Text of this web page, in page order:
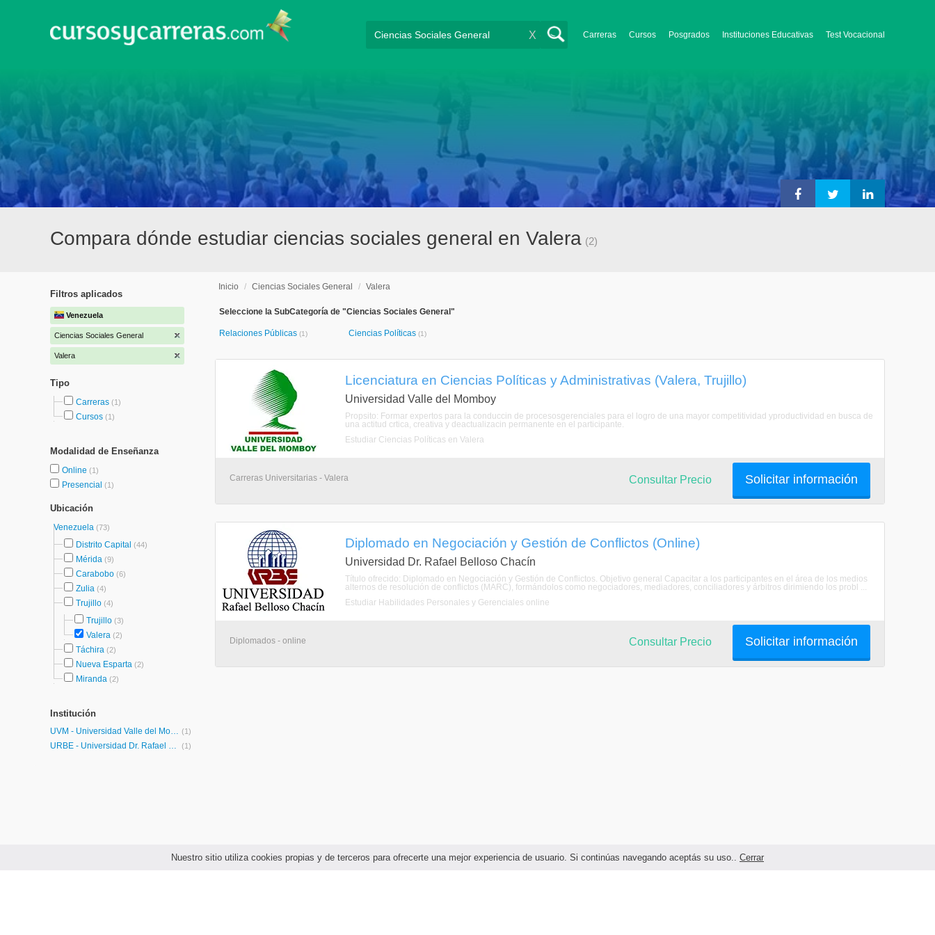
Nuestro sitio utiliza cookies propias y de terceros para ofrecerte una mejor experiencia de usuario. Si continúas navegando aceptás su uso.. Cerrar
Carreras Cursos Posgrados Instituciones Educativas Test Vocacional
X
Compara dónde estudiar ciencias sociales general en Valera (2)
Filtros aplicados
Venezuela
Ciencias Sociales General
Valera
Tipo
Carreras (1)
Cursos (1)
Modalidad de Enseñanza
Online (1)
Presencial (1)
Ubicación
Venezuela (73)
Distrito Capital (44)
Mérida (9)
Carabobo (6)
Zulia (4)
Trujillo (4)
Trujillo (3)
Valera (2)
Táchira (2)
Nueva Esparta (2)
Miranda (2)
Institución
UVM - Universidad Valle del Momboy (1)
URBE - Universidad Dr. Rafael Belloso Chacín (1)
Inicio / Ciencias Sociales General / Valera
Seleccione la SubCategoría de "Ciencias Sociales General"
Relaciones Públicas (1) Ciencias Políticas (1)
Licenciatura en Ciencias Políticas y Administrativas (Valera, Trujillo)
Universidad Valle del Momboy
Propsito: Formar expertos para la conduccin de procesosgerenciales para el logro de una mayor competitividad yproductividad en busca de
una actitud crtica, creativa y deactualizacin permanente en el participante.
Estudiar Ciencias Políticas en Valera
Carreras Universitarias - Valera Solicitar información
Consultar Precio
Diplomado en Negociación y Gestión de Conflictos (Online)
Universidad Dr. Rafael Belloso Chacín
Título ofrecido: Diplomado en Negociación y Gestión de Conflictos. Objetivo general Capacitar a los participantes en el área de los medios
alternos de resolución de conflictos (MARC), formándolos como negociadores, mediadores, conciliadores y árbitros dirimiendo los probl ...
Estudiar Habilidades Personales y Gerenciales online
Diplomados - online Solicitar información
Consultar Precio